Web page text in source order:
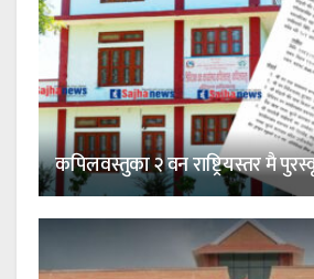
कपिलवस्तुका २ वन राष्ट्रियस्तर मै